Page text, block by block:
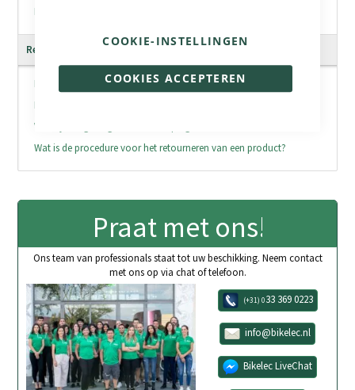
COOKIES ACCEPTEREN
COOKIE-INSTELLINGEN
Informatie over de producten
Retourzendingen
Hoe kan ik een product terugsturen?
Hoe lang kan ik een product terugsturen?
Wat zijn de gevolgen van herroeping?
Wat is de procedure voor het retourneren van een product?
Praat met ons!
Ons team van professionals staat tot uw beschikking. Neem contact
met ons op via chat of telefoon.
(+31) 033 369 0223
info@bikelec.nl
Bikelec LiveChat